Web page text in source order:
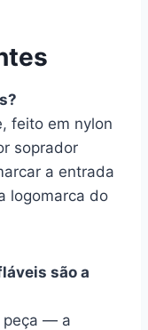
feito em nylon
soprador
a entrada
logomarca do
são a
peça — a